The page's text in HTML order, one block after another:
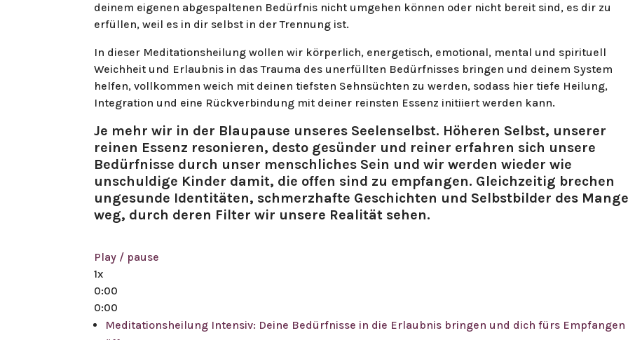
deinem eigenen abgespaltenen Bedürfnis nicht umgehen können oder nicht bereit sind, es dir zu
erfüllen, weil es in dir selbst in der Trennung ist.
In dieser Meditationsheilung wollen wir körperlich, energetisch, emotional, mental und spirituell
Weichheit und Erlaubnis in das Trauma des unerfüllten Bedürfnisses bringen und deinem System
helfen, vollkommen weich mit deinen tiefsten Sehnsüchten zu werden, sodass hier tiefe Heilung,
Integration und eine Rückverbindung mit deiner reinsten Essenz initiiert werden kann.
Je mehr wir in der Blaupause unseres Seelenselbst. Höheren Selbst, unserer
reinen Essenz resonieren, desto gesünder und reiner erfahren sich unsere
Bedürfnisse durch unser menschliches Sein und wir werden wieder wie
unschuldige Kinder damit, die offen sind zu empfangen. Gleichzeitig brechen
ungesunde Identitäten, schmerzhafte Geschichten und Selbstbilder des
weg, durch deren Filter wir unsere Realität sehen.
Play / pause
1x
0:00
0:00
Meditationsheilung Intensiv: Deine Bedürfnisse in die Erlaubnis bringen und dich fürs Empfangen